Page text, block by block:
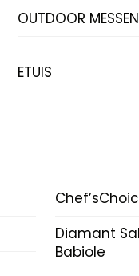
OUTDOOR MESSEN
ETUIS
Diamant
Babiole